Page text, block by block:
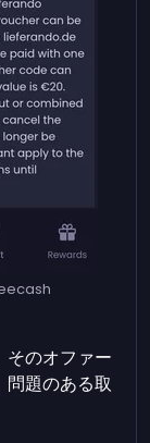
そのオファー
問題のある取